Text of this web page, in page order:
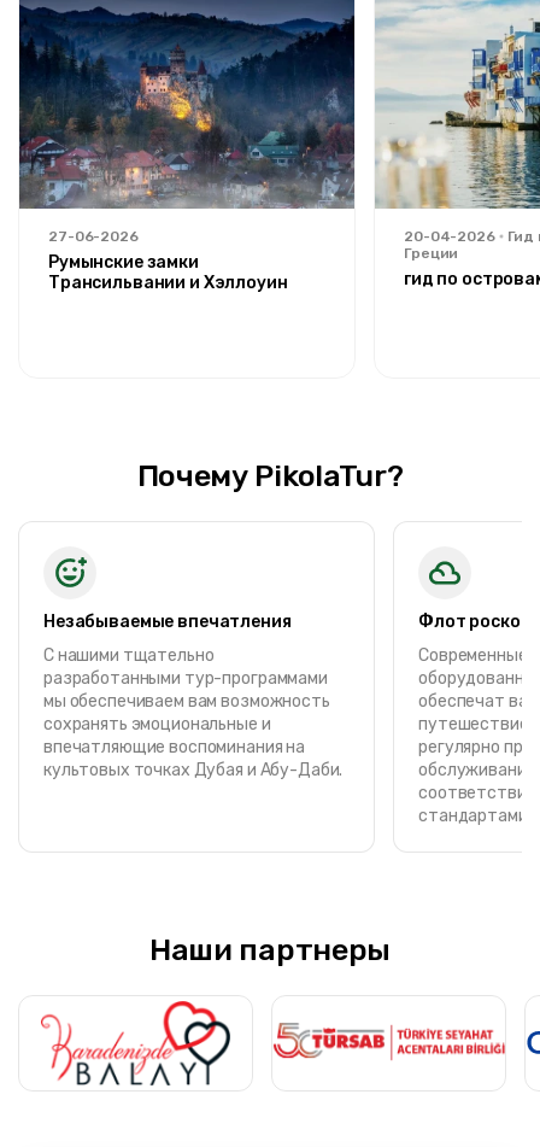
27-06-2026
Румынские замки
Трансильвании и Хэллоуин
20-04-2026
Гид
Греции
гид по
Почему PikolaTur?
Незабываемые впечатления
С нашими тщательно
разработанными тур-программами
мы обеспечиваем вам возможность
сохранять эмоциональные и
впечатляющие воспоминания на
культовых точках Дубая и Абу-Даби.
Флот
Современные,
обеспечат
путешествие.
регулярно
обслуживание
соответствии
стандартами
Наши партнеры